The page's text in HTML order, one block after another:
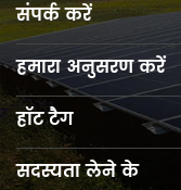
संपर्क करें
हमारा अनुसरण करें
हॉट टैग
सदस्यता लेने के